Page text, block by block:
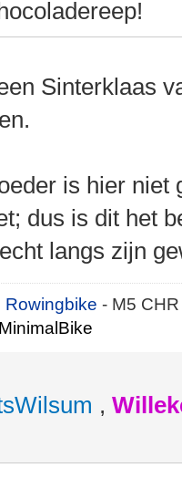
Sinterklaas
is hier niet
dus is dit het
langs zijn
Rowingbike- M5
,